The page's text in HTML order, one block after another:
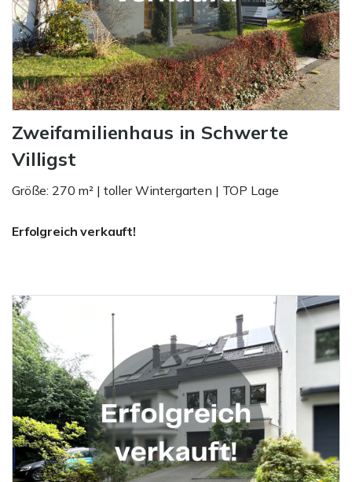
Zweifamilienhaus in Schwerte
Villigst
Größe: 270 m² | toller Wintergarten | TOP Lage
Erfolgreich verkauft!